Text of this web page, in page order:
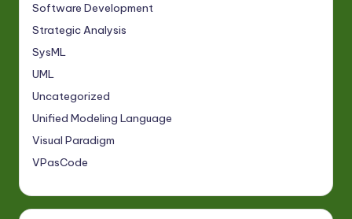
Software Development
Strategic Analysis
SysML
UML
Uncategorized
Unified Modeling Language
Visual Paradigm
VPasCode